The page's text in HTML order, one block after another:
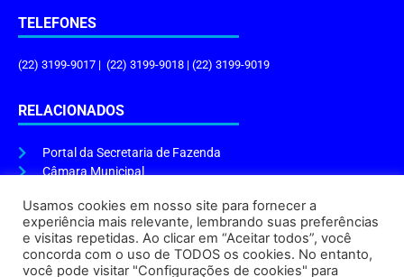
TELEFONES
(22) 3199-9017 | (22) 3199-9018 | (22) 3199-9019
RELACIONADOS
Portal da Secretaria de Fazenda
Câmara Municipal
ENDEREÇO E HORÁRIO
Endereço:Praça Tiradentes, s/n – Centro, Cabo Frio – RJ, 28906-290
Usamos cookies em nosso site para fornecer a
experiência mais relevante, lembrando suas preferências
e visitas repetidas. Ao clicar em “Aceitar todos”, você
concorda com o uso de TODOS os cookies. No entanto,
você pode visitar "Configurações de cookies" para